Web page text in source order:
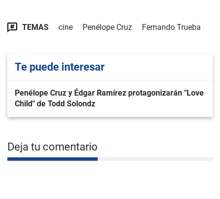
TEMAS cine Penélope Cruz Fernando Trueba
Te puede interesar
Penélope Cruz y Édgar Ramírez protagonizarán "Love
Child" de Todd Solondz
Deja tu comentario